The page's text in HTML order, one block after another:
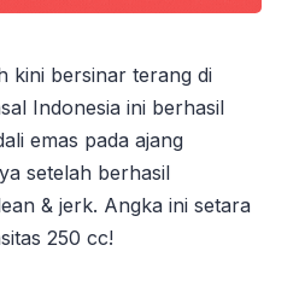
kini bersinar terang di
Indonesia ini berhasil
emas pada ajang
setelah berhasil
& jerk. Angka ini setara
250 cc!